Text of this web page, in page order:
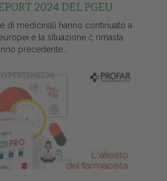
2024 DEL PGEU
di medicinali hanno continuato a
e la situazione č rimasta
precedente...